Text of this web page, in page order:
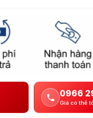
0966
Giá có thể